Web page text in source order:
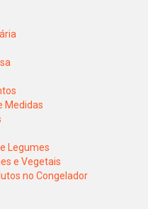
Medidas
Legumes
e Vegetais
no Congelador